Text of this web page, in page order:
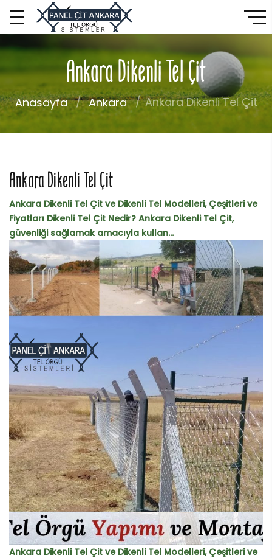
Ankara Dikenli Tel Çit
Anasayfa Ankara Ankara Dikenli Tel Çit
Ankara Dikenli Tel Çit
Ankara Dikenli Tel Çit ve Dikenli Tel Modelleri, Çeşitleri ve
Fiyatları Dikenli Tel Çit Nedir? Ankara Dikenli Tel Çit,
güvenliği sağlamak amacıyla kullan...
Ankara Dikenli Tel Çit ve Dikenli Tel Modelleri, Çeşitleri ve